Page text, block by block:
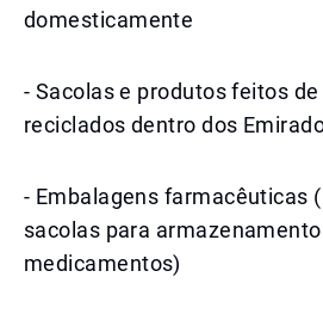
domesticamente
- Sacolas e produtos feitos
reciclados dentro dos
- Embalagens farmacêuticas
sacolas para
medicamentos)